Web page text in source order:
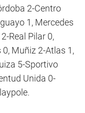
2-Centro
1, Mercedes
Real Pilar 0,
Muñiz 2-Atlas 1,
5-Sportivo
Unida 0-